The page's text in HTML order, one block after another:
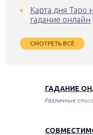
Карта дня Таро
гадание онлайн
СМОТРЕТЬ ВСЁ
ГАДАНИЕ
Различные